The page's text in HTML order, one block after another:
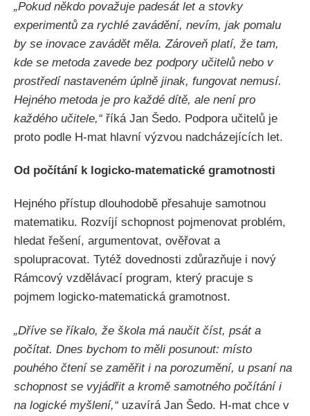
„Pokud někdo považuje padesát let a stovky
experimentů za rychlé zavádění, nevím, jak pomalu
by se inovace zavádět měla. Zároveň platí, že tam,
kde se metoda zavede bez podpory učitelů nebo v
prostředí nastaveném úplně jinak, fungovat nemusí.
Hejného metoda je pro každé dítě, ale není pro
každého učitele,“ říká Jan Šedo. Podpora učitelů je
proto podle H-mat hlavní výzvou nadcházejících let.
Od počítání k logicko-matematické gramotnosti
Hejného přístup dlouhodobě přesahuje samotnou
matematiku. Rozvíjí schopnost pojmenovat problém,
hledat řešení, argumentovat, ověřovat a
spolupracovat. Tytéž dovednosti zdůrazňuje i nový
Rámcový vzdělávací program, který pracuje s
pojmem logicko-matematická gramotnost.
„Dříve se říkalo, že škola má naučit číst, psát a
počítat. Dnes bychom to měli posunout: místo
pouhého čtení se zaměřit i na porozumění, u psaní na
schopnost se vyjádřit a kromě samotného počítání i
na logické myšlení,“ uzavírá Jan Šedo. H-mat chce v